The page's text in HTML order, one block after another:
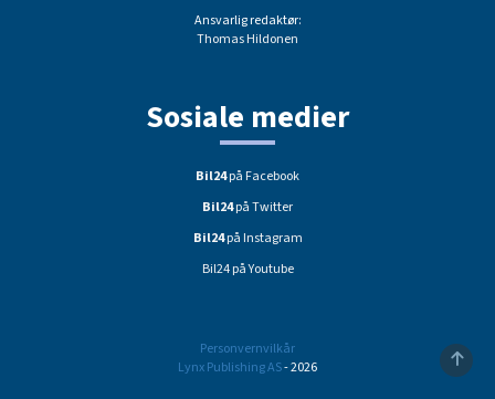
Ansvarlig redaktør:
Thomas Hildonen
Sosiale medier
Bil24på Facebook
Bil24på Twitter
Bil24på Instagram
Bil24 på Youtube
Personvernvilkår
Lynx Publishing AS- 2026